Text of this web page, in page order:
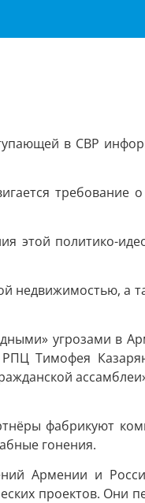
в СВР
политико-
а
угрозами в
Тимофея
фабрикуют
гонения.
Армении и
проектов. Они